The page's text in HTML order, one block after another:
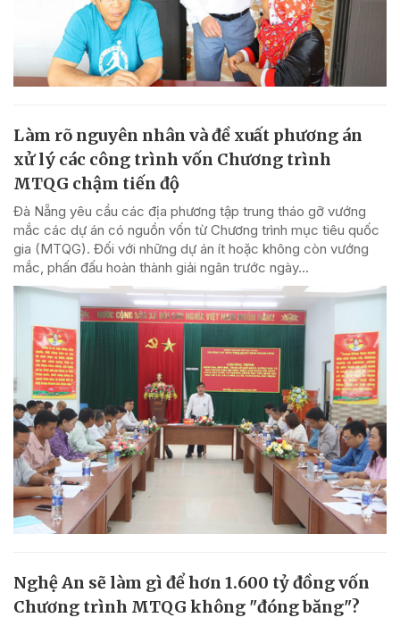
Làm rõ nguyên nhân và đề xuất phương án
xử lý các công trình vốn Chương trình
MTQG chậm tiến độ
Đà Nẵng yêu cầu các địa phương tập trung tháo gỡ vướng
mắc các dự án có nguồn vốn từ Chương trình mục tiêu quốc
gia (MTQG). Đối với những dự án ít hoặc không còn vướng
mắc, phấn đấu hoàn thành giải ngân trước ngày...
Nghệ An sẽ làm gì để hơn 1.600 tỷ đồng vốn
Chương trình MTQG không "đóng băng"?